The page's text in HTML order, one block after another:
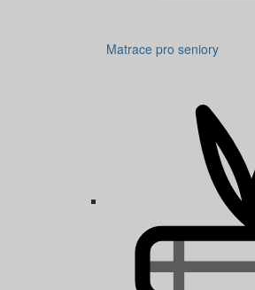
Matrace pro seniory